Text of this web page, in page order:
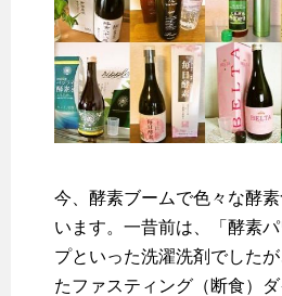
今、酵素ブームで色々な酵
います。一昔前は、「酵素
プといった洗濯洗剤でした
たファスティング（断食）